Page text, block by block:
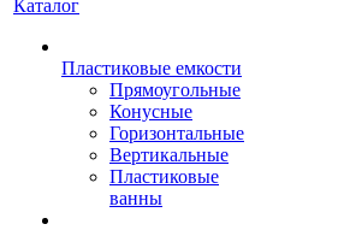
Каталог
Пластиковые емкости
Прямоугольные
Конусные
Горизонтальные
Вертикальные
Пластиковые
ванны